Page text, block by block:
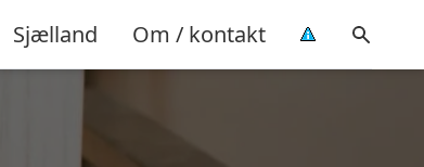
Sjælland Om / kontakt